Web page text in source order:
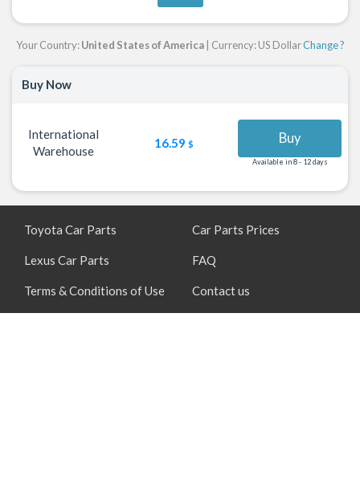
Your Country:United States of America| Currency: US DollarChange ?
Buy Now
International
Warehouse
16.59 $ Buy
Available in 8 - 12 days
Toyota Car Parts
Lexus Car Parts
Terms & Conditions of Use
Car Parts Prices
FAQ
Contact us